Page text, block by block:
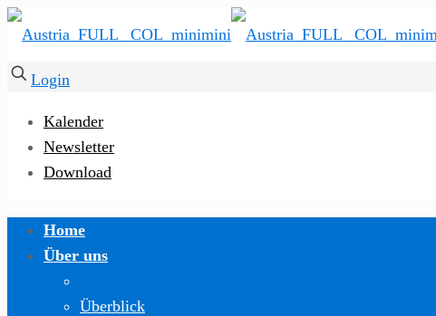
Login
Kalender
Newsletter
Download
Home
Über uns
Überblick